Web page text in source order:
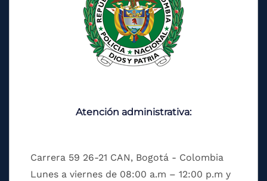
Atención administrativa:
Carrera 59 26-21 CAN, Bogotá - Colombia
Lunes a viernes de 08:00 a.m – 12:00 p.m y